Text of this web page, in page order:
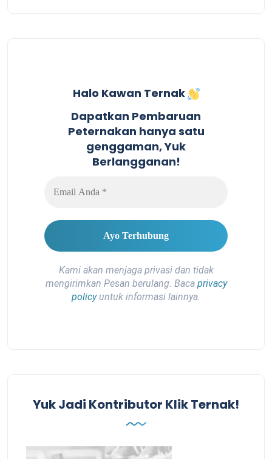
Halo Kawan Ternak
Dapatkan Pembaruan
Peternakan hanya satu
genggaman, Yuk
Berlangganan!
Kami akan menjaga privasi dan tidak
mengirimkan Pesan berulang. Baca privacy
policyuntuk informasi lainnya.
Yuk Jadi Kontributor Klik Ternak!